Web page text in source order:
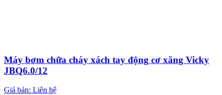
Máy bơm chữa cháy xách tay động cơ xăng Vicky
JBQ6.0/12
Giá bán: Liên hệ